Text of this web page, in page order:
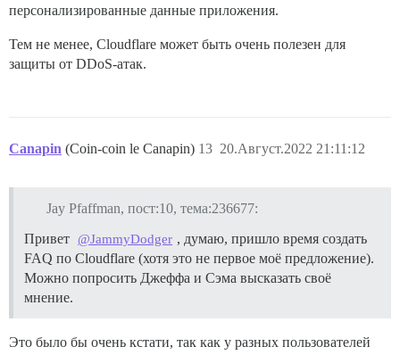
персонализированные данные приложения.
Тем не менее, Cloudflare может быть очень полезен для
защиты от DDoS-атак.
Canapin (Coin-coin le Canapin) 20.Август.2022 21:11:12
13
Jay Pfaffman, пост:10, тема:236677:
Привет @JammyDodger , думаю, пришло время создать
FAQ по Cloudflare (хотя это не первое моё предложение).
Можно попросить Джеффа и Сэма высказать своё
мнение.
Это было бы очень кстати, так как у разных пользователей